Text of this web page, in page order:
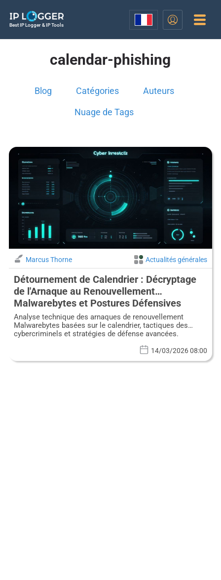
Best IP Logger & IP Tools
calendar-phishing
Blog Catégories Auteurs
Nuage de Tags
Marcus Thorne Actualités générales
Détournement de Calendrier : Décryptage
de l'Arnaque au Renouvellement
Malwarebytes et Postures Défensives
Avancées
Analyse technique des arnaques de renouvellement
Malwarebytes basées sur le calendrier, tactiques des
cybercriminels et stratégies de défense avancées.
14/03/2026 08:00